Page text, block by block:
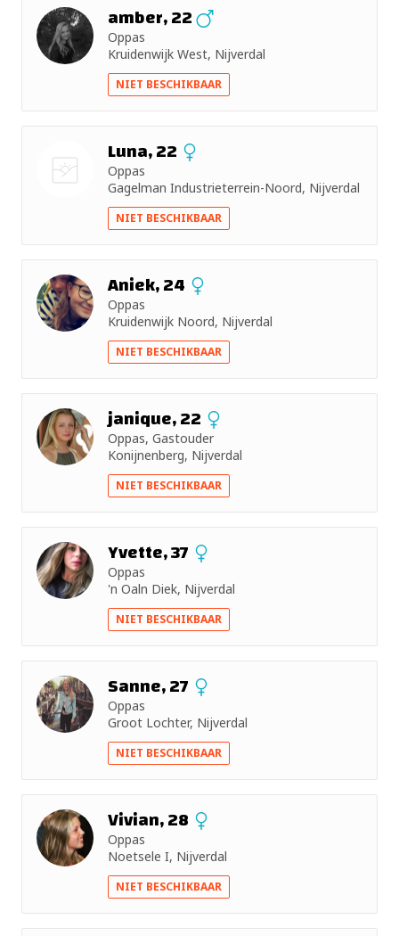
amber, 22
Oppas
Kruidenwijk West, Nijverdal
NIET BESCHIKBAAR
Luna, 22
Oppas
Gagelman Industrieterrein-Noord, Nijverdal
NIET BESCHIKBAAR
Aniek, 24
Oppas
Kruidenwijk Noord, Nijverdal
NIET BESCHIKBAAR
janique, 22
Oppas, Gastouder
Konijnenberg, Nijverdal
NIET BESCHIKBAAR
Yvette, 37
Oppas
'n Oaln Diek, Nijverdal
NIET BESCHIKBAAR
Sanne, 27
Oppas
Groot Lochter, Nijverdal
NIET BESCHIKBAAR
Vivian, 28
Oppas
Noetsele I, Nijverdal
NIET BESCHIKBAAR